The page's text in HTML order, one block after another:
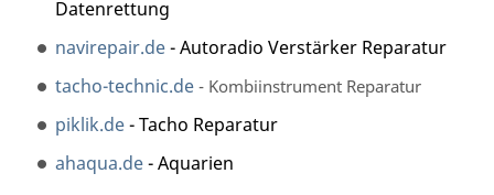
Datenrettung
navirepair.de- Autoradio Verstärker Reparatur
tacho-technic.de - Kombiinstrument Reparatur
piklik.de- Tacho Reparatur
ahaqua.de- Aquarien